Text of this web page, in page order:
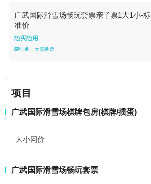
广武国际滑雪场畅玩套票亲子票1大1小-标
准价
随买随用
随时退 无需换票
项目
广武国际滑雪场棋牌包房(棋牌/掼蛋)
大小同价
广武国际滑雪场畅玩套票